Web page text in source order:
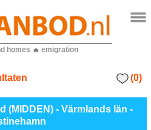
homes emigration
(0)
(MIDDEN) - Värmlands län -